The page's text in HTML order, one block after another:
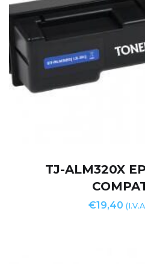
TJ-ALM320X
€19,40